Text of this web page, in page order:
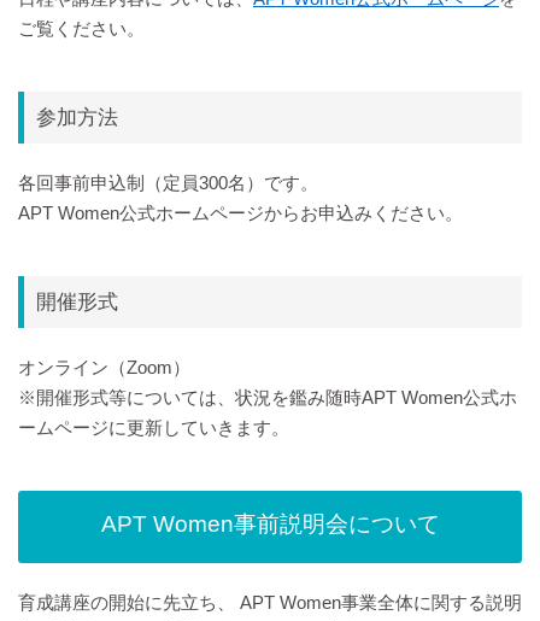
ご覧ください。
参加方法
各回事前申込制（定員300名）です。
APT Women公式ホームページからお申込みください。
開催形式
オンライン（Zoom）
※開催形式等については、状況を鑑み随時APT Women公式ホ
ームページに更新していきます。
APT Women事前説明会について
育成講座の開始に先立ち、 APT Women事業全体に関する説明